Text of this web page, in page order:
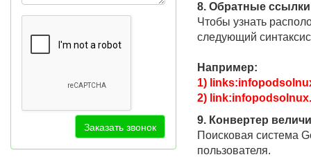
Заказать звонок
8. Обратные
Чтобы узнать
следующий
Например:
1)
2)
9. Конвертер
Поисковая система
пользователя.